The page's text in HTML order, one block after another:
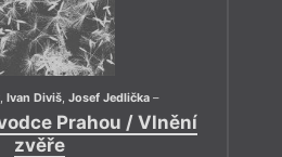
, Ivan Diviš, Josef Jedlička –
Prahou / Vlnění
zvěře